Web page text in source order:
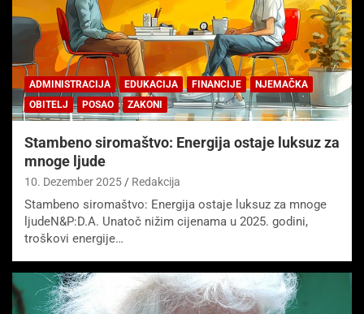
ADMINISTRACIJA EDUKACIJA FINANCIJE
NJEMAČKA
OBITELJ
POSAO ZAKONI
Stambeno siromaštvo: Energija ostaje luksuz za
mnoge ljude
10. Dezember 2025 Redakcija
Stambeno siromaštvo: Energija ostaje luksuz za mnoge
ljudeN&P:D.A. Unatoč nižim cijenama u 2025. godini,
troškovi energije…